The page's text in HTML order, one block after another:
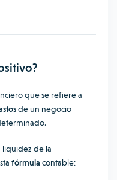
que se refiere a
de un negocio
de la
fórmula contable: